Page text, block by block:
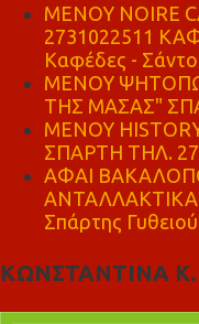
MENOY NOIRE
2731022511
Καφέδες -
ΜΕΝΟΥ
ΤΗΣ ΜΑΣΑΣ"
ΜΕΝΟΥ
ΣΠΑΡΤΗ ΤΗΛ.
ΑΦΑΙ
Σπάρτης
ΚΩΝΣΤΑΝΤΙΝΑ